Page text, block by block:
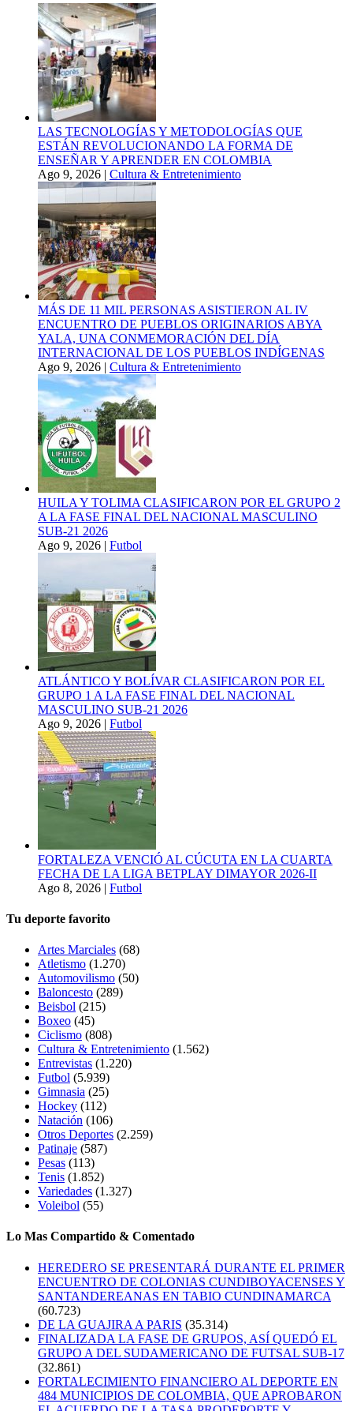
LAS TECNOLOGÍAS Y METODOLOGÍAS QUE
ESTÁN REVOLUCIONANDO LA FORMA DE
ENSEÑAR Y APRENDER EN COLOMBIA
Ago 9, 2026 | Cultura & Entretenimiento
MÁS DE 11 MIL PERSONAS ASISTIERON AL IV
ENCUENTRO DE PUEBLOS ORIGINARIOS ABYA
YALA, UNA CONMEMORACIÓN DEL DÍA
INTERNACIONAL DE LOS PUEBLOS INDÍGENAS
Ago 9, 2026 | Cultura & Entretenimiento
HUILA Y TOLIMA CLASIFICARON POR EL GRUPO 2
A LA FASE FINAL DEL NACIONAL MASCULINO
SUB-21 2026
Ago 9, 2026 | Futbol
ATLÁNTICO Y BOLÍVAR CLASIFICARON POR EL
GRUPO 1 A LA FASE FINAL DEL NACIONAL
MASCULINO SUB-21 2026
Ago 9, 2026 | Futbol
FORTALEZA VENCIÓ AL CÚCUTA EN LA CUARTA
FECHA DE LA LIGA BETPLAY DIMAYOR 2026-II
Ago 8, 2026 | Futbol
Tu deporte favorito
Artes Marciales (68)
Atletismo (1.270)
Automovilismo (50)
Baloncesto (289)
Beisbol (215)
Boxeo (45)
Ciclismo (808)
Cultura & Entretenimiento (1.562)
Entrevistas (1.220)
Futbol (5.939)
Gimnasia (25)
Hockey (112)
Natación (106)
Otros Deportes (2.259)
Patinaje (587)
Pesas (113)
Tenis (1.852)
Variedades (1.327)
Voleibol (55)
Lo Mas Compartido & Comentado
HEREDERO SE PRESENTARÁ DURANTE EL PRIMER
ENCUENTRO DE COLONIAS CUNDIBOYACENSES Y
SANTANDEREANAS EN TABIO CUNDINAMARCA
(60.723)
DE LA GUAJIRA A PARIS (35.314)
FINALIZADA LA FASE DE GRUPOS, ASÍ QUEDÓ EL
GRUPO A DEL SUDAMERICANO DE FUTSAL SUB-17
(32.861)
FORTALECIMIENTO FINANCIERO AL DEPORTE EN
484 MUNICIPIOS DE COLOMBIA, QUE APROBARON